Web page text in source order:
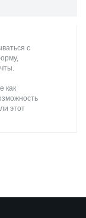
с
как
этот